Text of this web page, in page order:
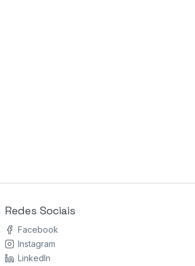
Redes Sociais
Facebook
Instagram
LinkedIn